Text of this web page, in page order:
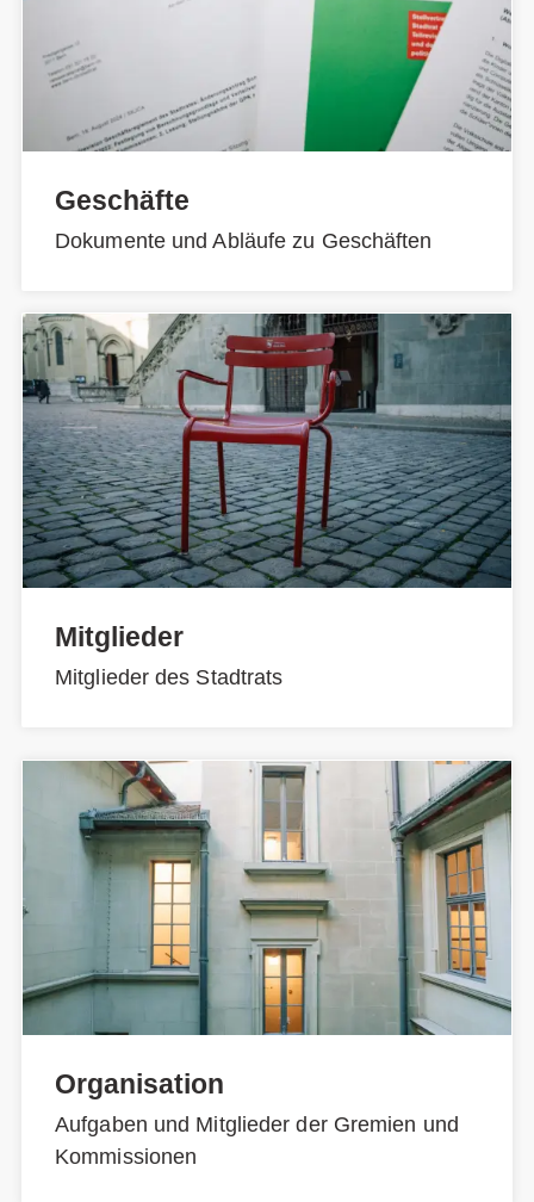
Geschäfte
Dokumente und Abläufe zu Geschäften
Mitglieder
Mitglieder des Stadtrats
Organisation
Aufgaben und Mitglieder der Gremien und
Kommissionen